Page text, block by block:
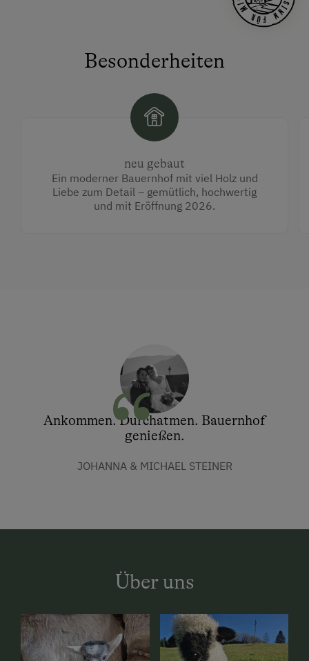
Besonderheiten
neu gebaut
Ein moderner Bauernhof mit viel Holz und
Liebe zum Detail – gemütlich, hochwertig
und mit Eröffnung 2026.
Ankommen. Durchatmen. Bauernhof
genießen.
JOHANNA & MICHAEL STEINER
Über uns